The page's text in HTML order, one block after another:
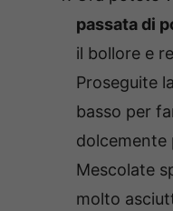
passata di
il bollore e
Proseguite
basso per
dolcemente
Mescolate
molto